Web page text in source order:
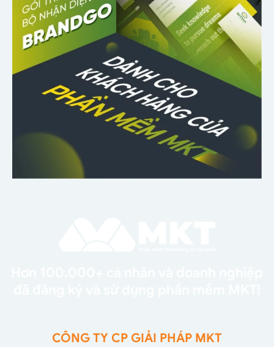
CÔNG TY CP GIẢI PHÁP MKT